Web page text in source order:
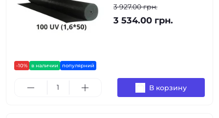
-10% в наличии популярний
3 927.00 грн.
3 534.00 грн.
В корзину